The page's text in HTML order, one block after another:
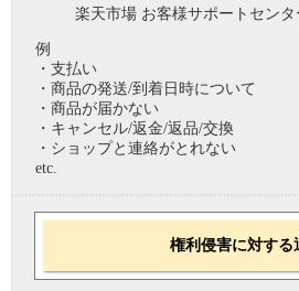
楽天市場 お客様サポートセンタ
例
・支払い
・商品の発送/到着日時について
・商品が届かない
・キャンセル/返金/返品/交換
・ショップと連絡がとれない
etc.
権利侵害に対する